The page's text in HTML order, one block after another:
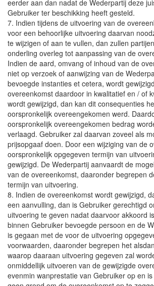
eerder aan dan nadat de Wederpartij deze
Gebruiker ter beschikking heeft gesteld.
7. Indien tijdens de uitvoering van de
voor een behoorlijke uitvoering daarvan
te wijzigen of aan te vullen, dan zullen
onderling overleg tot aanpassing van de
Indien de aard, omvang of inhoud van de
niet op verzoek of aanwijzing van de
bevoegde instanties et cetera, wordt
overeenkomst daardoor in kwalitatief en / of
wordt gewijzigd, dan kan dit consequenties
oorspronkelijk overeengekomen werd.
oorspronkelijk overeengekomen bedrag
verlaagd. Gebruiker zal daarvan zoveel als
prijsopgaaf doen. Door een wijziging van de
oorspronkelijk opgegeven termijn van
gewijzigd. De Wederpartij aanvaardt de
van de overeenkomst, daaronder begrepen
termijn van uitvoering.
8. Indien de overeenkomst wordt gewijzigd,
een aanvulling, dan is Gebruiker gerechtigd
uitvoering te geven nadat daarvoor akkoord
binnen Gebruiker bevoegde persoon en de
is gegaan met de voor de uitvoering
voorwaarden, daaronder begrepen het
waarop daaraan uitvoering gegeven zal
onmiddellijk uitvoeren van de gewijzigde
evenmin wanprestatie van Gebruiker op en